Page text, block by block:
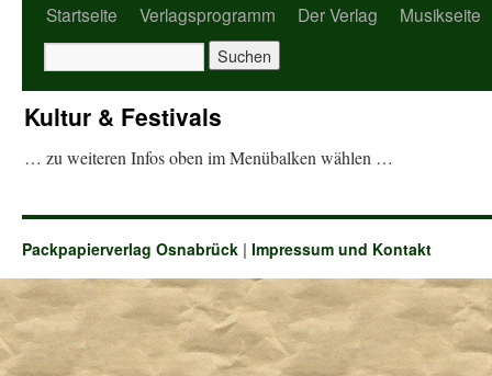
Startseite Verlagsprogramm Der Verlag Musikseite
Kultur & Festivals
… zu weiteren Infos oben im Menübalken wählen …
Packpapierverlag Osnabrück | Impressum und Kontakt